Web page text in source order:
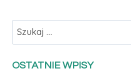
Szukaj:
OSTATNIE WPISY